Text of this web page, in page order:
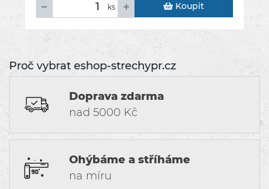
Proč vybrat eshop-strechypr.cz
Doprava zdarma
nad 5000 Kč
Ohýbáme a stříháme
na míru
ks Koupit